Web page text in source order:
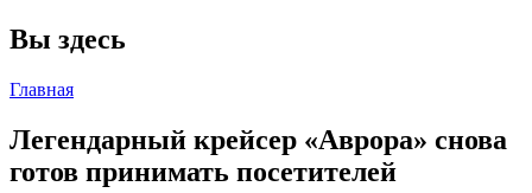
Вы здесь
Главная
Легендарный крейсер «Аврора» снова
готов принимать посетителей